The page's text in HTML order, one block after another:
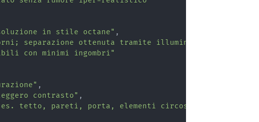
in stile octane" ,
separazione ottenuta tramite illuminazione e
con minimi ingombri"
,
contrasto" ,
tetto, pareti, porta, elementi circostanti) per